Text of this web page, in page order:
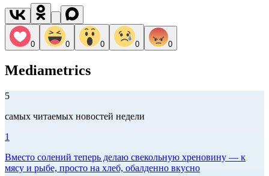
0 0 0 0 0
Mediametrics
5
самых читаемых новостей недели
1
Вместо солений теперь делаю свекольную хреновину — к
мясу и рыбе, просто на хлеб, обалденно вкусно